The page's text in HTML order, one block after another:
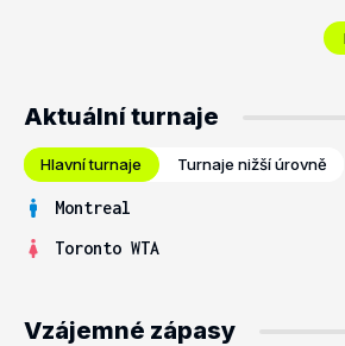
Aktuální turnaje
Hlavní turnaje Turnaje nižší úrovně
Montreal
Toronto WTA
Vzájemné zápasy